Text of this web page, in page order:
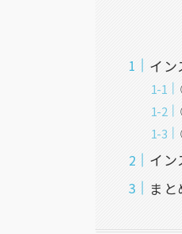
イン
イン
まと